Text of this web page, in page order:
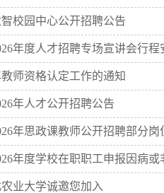
校园中心公开招聘公告
年度人才招聘专场宣讲会行程
师资格认定工作的通知
年人才公开招聘公告
年思政课教师公开招聘部分
年度学校在职职工申报因病
业大学诚邀您加入